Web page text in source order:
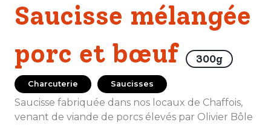
Saucisse mélangée
porc et bœuf
300g
Charcuterie Saucisses
Saucisse fabriquée dans nos locaux de Chaffois,
venant de viande de porcs élevés par Olivier Bôle